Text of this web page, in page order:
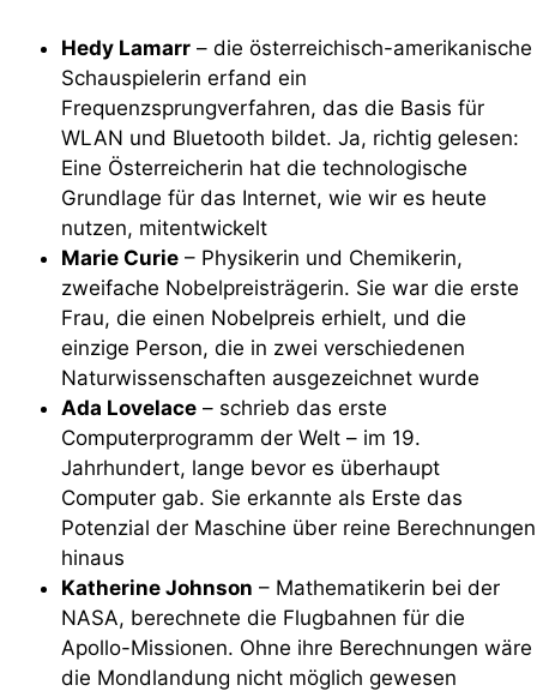
Hedy Lamarr – die österreichisch-amerikanische
Schauspielerin erfand ein
Frequenzsprungverfahren, das die Basis für
WLAN und Bluetooth bildet. Ja, richtig gelesen:
Eine Österreicherin hat die technologische
Grundlage für das Internet, wie wir es heute
nutzen, mitentwickelt
Marie Curie – Physikerin und Chemikerin,
zweifache Nobelpreisträgerin. Sie war die erste
Frau, die einen Nobelpreis erhielt, und die
einzige Person, die in zwei verschiedenen
Naturwissenschaften ausgezeichnet wurde
Ada Lovelace – schrieb das erste
Computerprogramm der Welt – im 19.
Jahrhundert, lange bevor es überhaupt
Computer gab. Sie erkannte als Erste das
Potenzial der Maschine über reine Berechnungen
hinaus
Katherine Johnson – Mathematikerin bei der
NASA, berechnete die Flugbahnen für die
Apollo-Missionen. Ohne ihre Berechnungen wäre
die Mondlandung nicht möglich gewesen